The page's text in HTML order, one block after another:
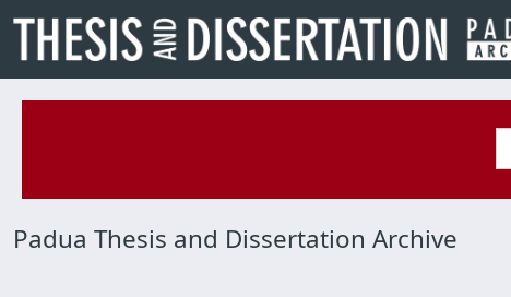
Padua Thesis and Dissertation Archive